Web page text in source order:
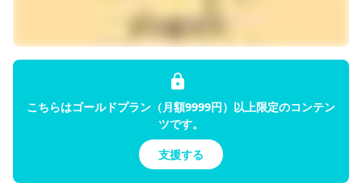
こちらはゴールドプラン（月額9999円）以上限定のコンテン
ツです。
支援する